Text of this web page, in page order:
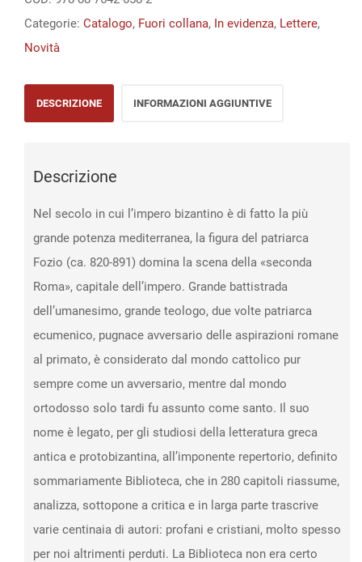
Categorie: Catalogo, Fuori collana, In evidenza, Lettere,
Novità
DESCRIZIONE INFORMAZIONI AGGIUNTIVE
Descrizione
Nel secolo in cui l’impero bizantino è di fatto la più
grande potenza mediterranea, la figura del patriarca
Fozio (ca. 820-891) domina la scena della «seconda
Roma», capitale dell’impero. Grande battistrada
dell’umanesimo, grande teologo, due volte patriarca
ecumenico, pugnace avversario delle aspirazioni romane
al primato, è considerato dal mondo cattolico pur
sempre come un avversario, mentre dal mondo
ortodosso solo tardi fu assunto come santo. Il suo
nome è legato, per gli studiosi della letteratura greca
antica e protobizantina, all’imponente repertorio, definito
sommariamente Biblioteca, che in 280 capitoli riassume,
analizza, sottopone a critica e in larga parte trascrive
varie centinaia di autori: profani e cristiani, molto spesso
per noi altrimenti perduti. La Biblioteca non era certo